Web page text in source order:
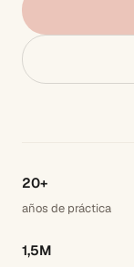
20+
años de práctica
1,5M